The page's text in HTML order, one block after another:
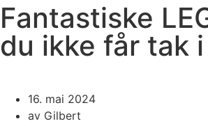
Fantastiske
du ikke får tak i
16. mai 2024
av Gilbert